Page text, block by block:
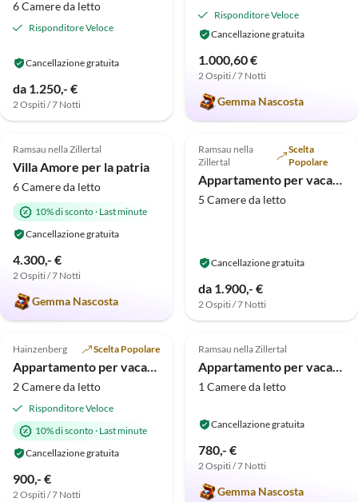
6 Camere da letto
Risponditore Veloce
Cancellazione gratuita
da 1.250,- €
2 Ospiti / 7 Notti
Risponditore Veloce
Cancellazione gratuita
1.000,60 €
2 Ospiti / 7 Notti
Gemma Nascosta
Alto
4.8 (10)
Ramsau nella Zillertal
Villa Amore per la patria
6 Camere da letto
10% di sconto· Last minute
Cancellazione gratuita
4.300,- €
2 Ospiti / 7 Notti
Gemma Nascosta
Super ospite
Alto
5.0 (10)
Ramsau nella
Zillertal
Scelta
Popolare
Appartamento per vacanze Appart "Sonnenschein"
5 Camere da letto
Cancellazione gratuita
da 1.900,- €
2 Ospiti / 7 Notti
Alto
4.9 (10)
Hainzenberg Scelta Popolare
Appartamento per vacanze Linda
2 Camere da letto
Risponditore Veloce
10% di sconto· Last minute
Cancellazione gratuita
900,- €
2 Ospiti / 7 Notti
5.0 (9)
Ramsau nella Zillertal
Appartamento per vacanze Appartamento Heim - Tipo B
1 Camere da letto
Cancellazione gratuita
780,- €
2 Ospiti / 7 Notti
Gemma Nascosta